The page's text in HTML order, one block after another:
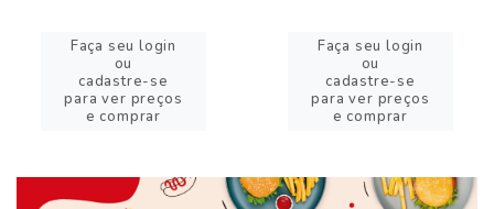
Faça seu login
ou
cadastre-se
para ver preços
e comprar
Faça seu login
ou
cadastre-se
para ver preços
e comprar